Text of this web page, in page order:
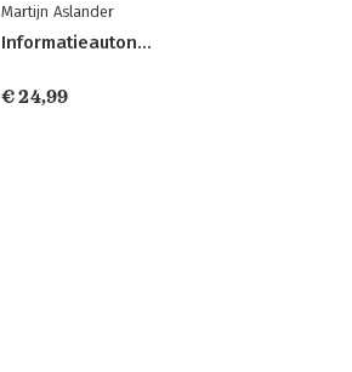
Martijn Aslander
Informatieautonomie
€ 24,99